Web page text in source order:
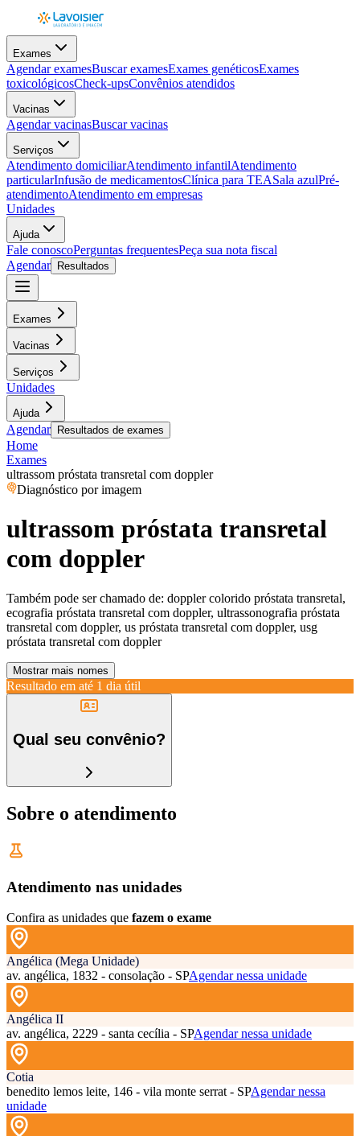
Exames
Agendar examesBuscar examesExames genéticosExames
toxicológicosCheck-upsConvênios atendidos
Vacinas
Agendar vacinasBuscar vacinas
Serviços
Atendimento domiciliarAtendimento infantilAtendimento
particularInfusão de medicamentosClínica para TEASala azulPré-
atendimentoAtendimento em empresas
Unidades
Ajuda
Fale conoscoPerguntas frequentesPeça sua nota fiscal
Agendar
Resultados
Exames
Vacinas
Serviços
Unidades
Ajuda
Agendar Resultados de exames
Home
Exames
ultrassom próstata transretal com doppler
Diagnóstico por imagem
ultrassom próstata transretal
com doppler
Também pode ser chamado de: doppler colorido próstata transretal,
ecografia próstata transretal com doppler, ultrassonografia próstata
transretal com doppler, us próstata transretal com doppler, usg
próstata transretal com doppler
Mostrar mais nomes
Resultado em até 1 dia útil
Qual seu convênio?
Sobre o atendimento
Atendimento nas unidades
Confira as unidades que fazem o exame
Angélica (Mega Unidade)
av. angélica, 1832 - consolação - SPAgendar nessa unidade
Angélica II
av. angélica, 2229 - santa cecília - SPAgendar nessa unidade
Cotia
benedito lemos leite, 146 - vila monte serrat - SPAgendar nessa
unidade